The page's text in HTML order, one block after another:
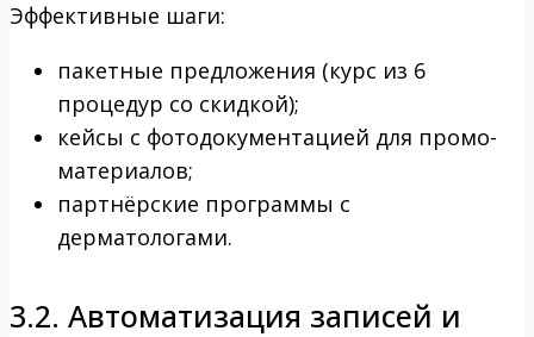
Эффективные шаги:
пакетные предложения (курс из 6
процедур со скидкой);
кейсы с фотодокументацией для промо-
материалов;
партнёрские программы с
дерматологами.
3.2. Автоматизация записей и